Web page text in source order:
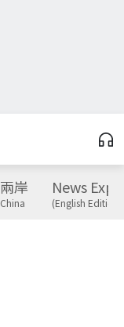
兩岸
China
News
(English Edition)